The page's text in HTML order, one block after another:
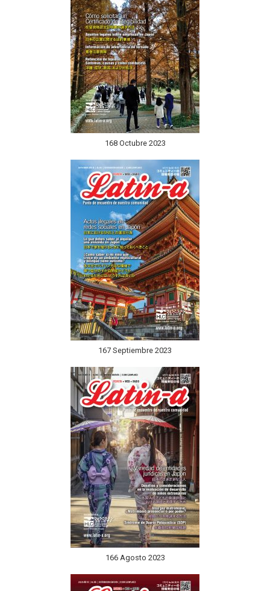
168 Octubre 2023
167 Septiembre 2023
166 Agosto 2023